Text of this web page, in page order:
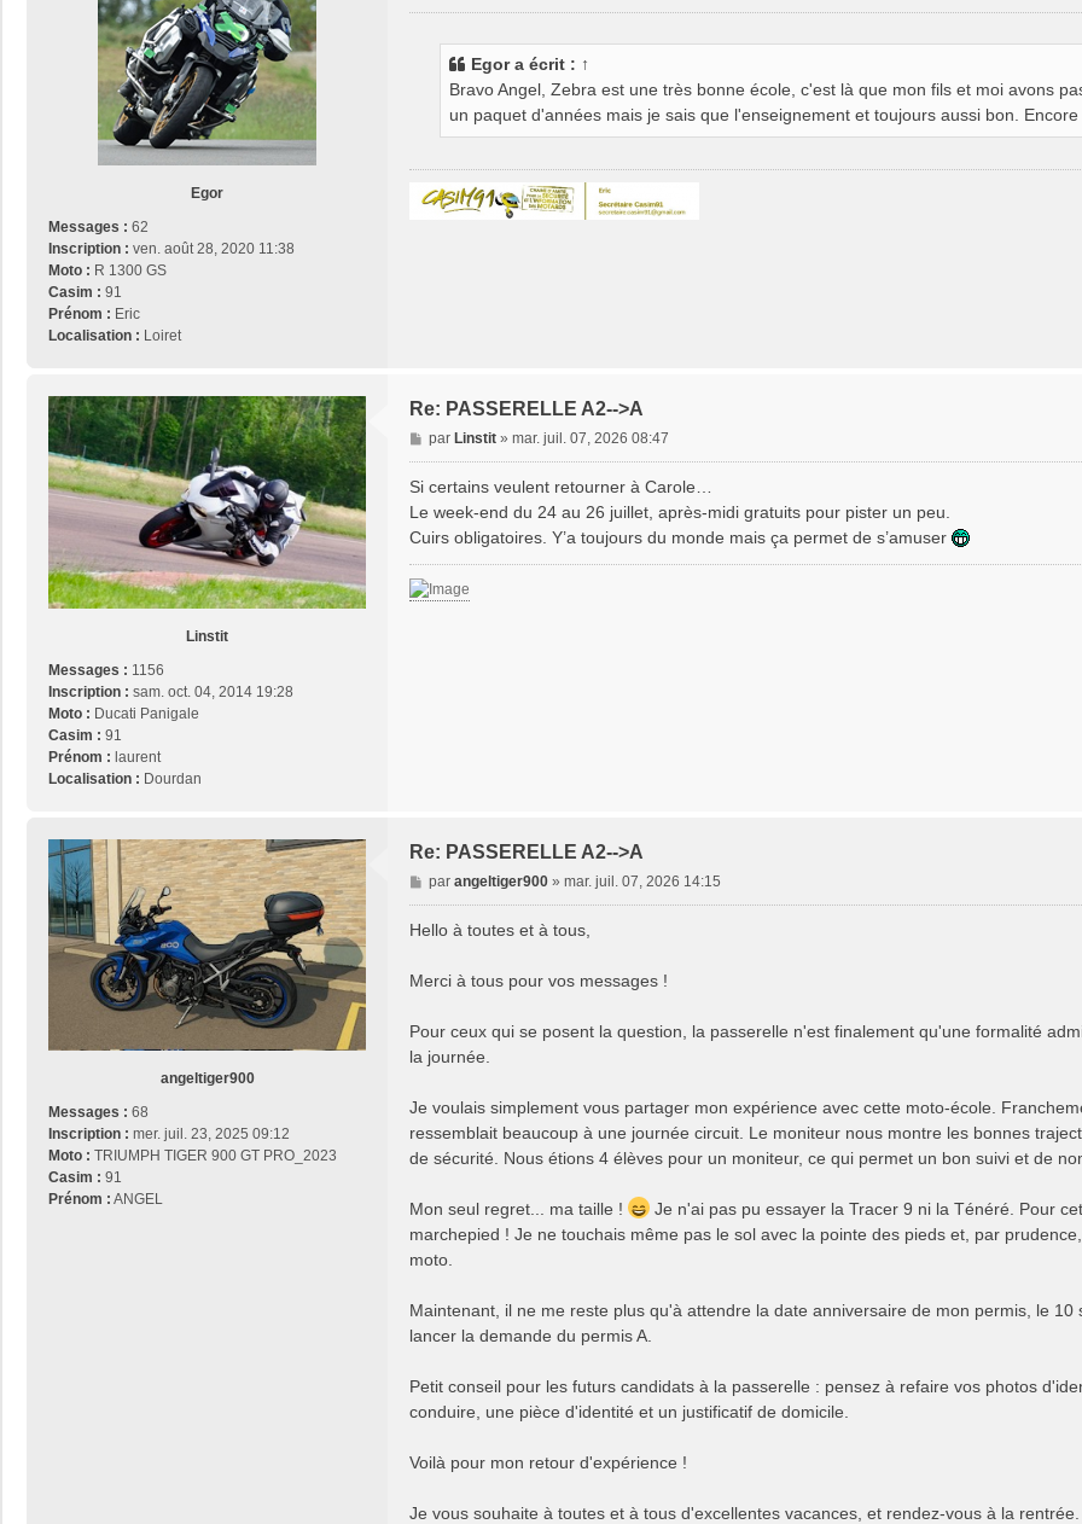
Egor
Messages : 62
Inscription : ven. août 28, 2020 11:38
Moto : R 1300 GS
Casim : 91
Prénom : Eric
Localisation : Loiret
e
Egora écrit : ↑
Bravo Angel, Zebra est une très bonne école, c'est là que mon fils et moi avons
un paquet d'années mais je sais que l'enseignement et toujours aussi bon.
Linstit
Messages : 1156
Inscription : sam. oct. 04, 2014 19:28
Moto : Ducati Panigale
Casim : 91
Prénom : laurent
Localisation : Dourdan
Re: PASSERELLE A2-->A
M
e
s
g
e
par Linstit» mar. juil. 07, 2026 08:47
Si certains veulent retourner à Carole…
Le week-end du 24 au 26 juillet, après-midi gratuits pour pister un peu.
Cuirs obligatoires. Y’a toujours du monde mais ça permet de s’amuser
angeltiger900
Messages : 68
Inscription : mer. juil. 23, 2025 09:12
Moto : TRIUMPH TIGER 900 GT PRO_2023
Casim : 91
Prénom : ANGEL
Re: PASSERELLE A2-->A
M
e
s
g
par angeltiger900» mar. juil. 07, 2026 14:15
Hello à toutes et à tous,
Merci à tous pour vos messages !
Pour ceux qui se posent la question, la passerelle n'est finalement qu'une formalité
la journée.
Je voulais simplement vous partager mon expérience avec cette moto-école.
ressemblait beaucoup à une journée circuit. Le moniteur nous montre les bonnes
de sécurité. Nous étions 4 élèves pour un moniteur, ce qui permet un bon suivi et de
Mon seul regret... ma taille !
Je n'ai pas pu essayer la Tracer 9 ni la Ténéré. Pour
marchepied ! Je ne touchais même pas le sol avec la pointe des pieds et, par
moto.
Maintenant, il ne me reste plus qu'à attendre la date anniversaire de mon permis, le
lancer la demande du permis A.
Petit conseil pour les futurs candidats à la passerelle : pensez à refaire vos photos
conduire, une pièce d'identité et un justificatif de domicile.
Voilà pour mon retour d'expérience !
Je vous souhaite à toutes et à tous d'excellentes vacances, et rendez-vous à la rentrée.